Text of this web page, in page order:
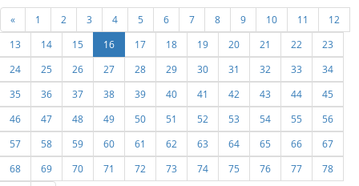
« 1 2 3 4 5 6 7 8 9 10 11
12
13
14 15 16 17 18 19 20 21 22
23
24
25 26 27 28 29 30 31 32 33
34
35
36 37 38 39 40 41 42 43 44
45
46
47 48 49 50 51 52 53 54 55
56
57
58 59 60 61 62 63 64 65 66
67
68
69 70 71 72 73 74 75 76 77 78